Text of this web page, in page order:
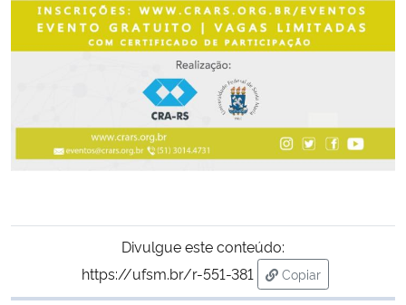
Gabinete de Segurança Institucional
Planalto
Divulgue este conteúdo:
https://ufsm.br/r-551-381
Copiar
para área de